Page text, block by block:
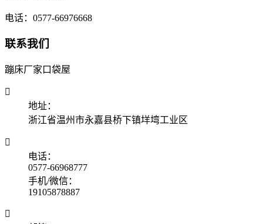
电话：0577-66976668
联系我们
蹦床厂家口袋屋

地址：
浙江省温州市永嘉县桥下镇垟塆工业区

电话：
0577-66968777
手机/微信：
19105878887
